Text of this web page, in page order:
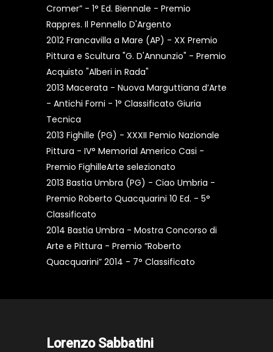
Cromer” - 1° Ed. Biennale - Premio
Rappres. Il Pennello D'Argento
2012 Francavilla a Mare (AP) - XX Premio
Pittura e Scultura "G. D'Annunzio" - Premio
Acquisto "Alberi in Rada"
2013 Macerata - Nuova Marguttiana d’Arte
- Antichi Forni - 1° Classificato Giuria
Tecnica
2013 Fighille (PG) - XXXII Pemio Nazionale
Pittura - IV° Memorial Americo Casi -
Premio FighilleArte selezionato
2013 Bastia Umbra (PG) - Ciao Umbria -
Premio Roberto Quacquarini 10 Ed. - 5°
Classificato
2014 Bastia Umbra - Mostra Concorso di
Arte e Pittura - Premio “Roberto
Quacquarini” 2014 - 7° Classificato
Lorenzo Sabbatini